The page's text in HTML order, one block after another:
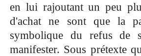
en lui rajoutant un peu
d'achat ne sont que la
symbolique du refus de
manifester. Sous prétexte